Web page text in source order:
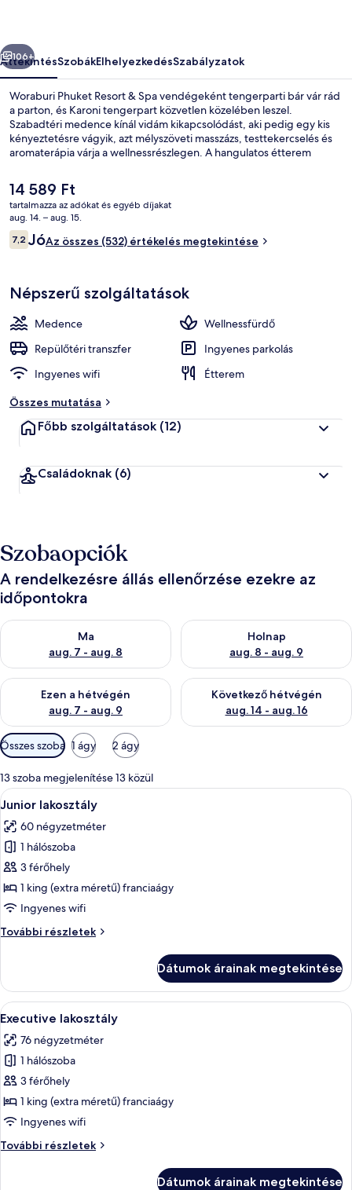
Következő
106+
ÁttekintésSzobákElhelyezkedésSzabályzatok
Woraburi Phuket Resort & Spa vendégeként tengerparti bár vár rád
a parton, és Karoni tengerpart közvetlen közelében leszel.
Szabadtéri medence kínál vidám kikapcsolódást, aki pedig egy kis
kényeztetésre vágyik, azt mélyszöveti masszázs, testtekercselés és
aromaterápia várja a wellnessrészlegen. A hangulatos étterem
medenceparti bár italaival pedig olthatod a szomjadat. A szálláshely
2 bár/társalgó, ingyenes játszóház és fitneszlétesítmény jóvoltából
még nívósabb.
A
jelenlegi
ár
14 589 Ft
14 589 Ft
tartalmazza az adókat és egyéb díjakat
aug. 14. – aug. 15.
Értékelések
7,27,2 ennyiből: 10
JóAz összes (532) értékelés megtekintése
Népszerű szolgáltatások
Medence
Wellnessfürdő
Repülőtéri transzfer
Ingyenes parkolás
Ingyenes wifi
Étterem
Összes mutatása
Főbb szolgáltatások (12)
Családoknak (6)
Szobaopciók
A rendelkezésre állás ellenőrzése ezekre az
időpontokra
Ma
aug. 7 - aug. 8
A ma esti rendelkezésre állás ellenőrzése: aug. 7 - aug. 8
Holnap
aug. 8 - aug. 9
A holnapi rendelkezésre állás
Ezen a hétvégén
aug. 7 - aug. 9
A mostani hétvégi rendelkezésre állás ellenőrzése: aug. 7 -
Következő hétvégén
aug. 14 - aug. 16
A következő hétvégi
Szobákhoz
rendelkezésre
álló
szűrők
Összes szoba 1 ágy 2 ágy
13 szoba megjelenítése 13 közül
A
következő
szoba
összes
képének
megtekintése:
Junior
Egy modern szállodai szoba,
11
Junior lakosztály
60 négyzetméter
1 hálószoba
3 férőhely
1 king (extra méretű) franciaágy
Ingyenes wifi
További részletek
Junior
Dátumok árainak megtekintése
A
következő
szoba
összes
képének
megtekintése:
Executive
Executive lakosztály | Minibár, széf
8
Executive lakosztály
76 négyzetméter
1 hálószoba
3 férőhely
1 king (extra méretű) franciaágy
Ingyenes wifi
További részletek
Executive
Dátumok árainak megtekintése